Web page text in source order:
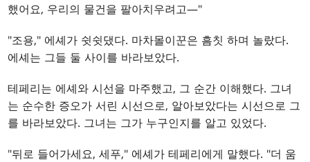
했어요, 우리의 물건을 팔아치우려고—"
"조용," 에셰가 쉿쉿댔다. 마차몰이꾼은 흠칫 하며 놀랐다.
에셰는 그들 둘 사이를 바라보았다.
테페리는 에셰와 시선을 마주했고, 그 순간 이해했다. 그녀
는 순수한 증오가 서린 시선으로, 알아보았다는 시선으로 그
를 바라보았다. 그녀는 그가 누구인지를 알고 있었다.
"뒤로 들어가세요, 세푸," 에셰가 테페리에게 말했다. "더 움